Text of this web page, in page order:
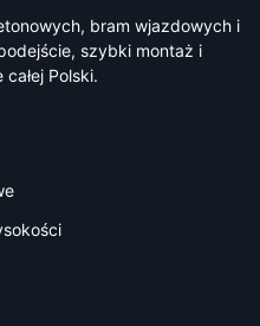
bram wjazdowych i
szybki montaż i
Polski.